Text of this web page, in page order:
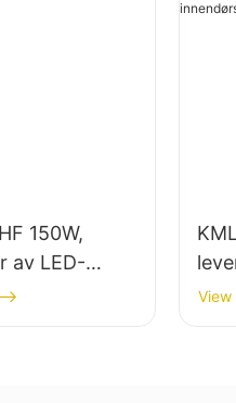
150W,
av LED-
i
View